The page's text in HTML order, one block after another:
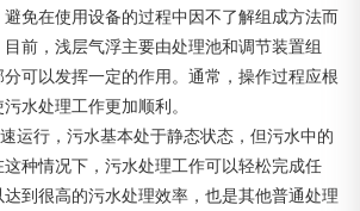
免在使用设备的过程中因不了解组成方法而
前，浅层气浮主要由处理池和调节装置组
可以发挥一定的作用。通常，操作过程应根
水处理工作更加顺利。
行，污水基本处于静态状态，但污水中的
种情况下，污水处理工作可以轻松完成任
达到很高的污水处理效率，也是其他普通处理